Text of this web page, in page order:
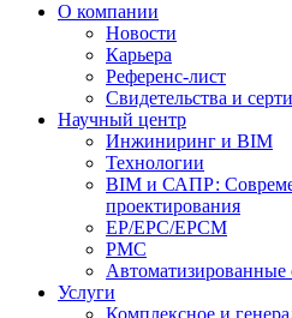
О компании
Новости
Карьера
Референс-лист
Свидетельства и
Научный центр
Инжиниринг и BIM
Технологии
BIM и САПР:
проектирования
EP/EPC/EPCM
PMC
Автоматизированные
Услуги
Комплексное и